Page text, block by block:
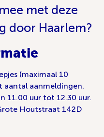
met deze
door Haarlem?
(maximaal 10
aantal aanmeldingen.
11.00 uur tot 12.30 uur.
Houtstraat 142D